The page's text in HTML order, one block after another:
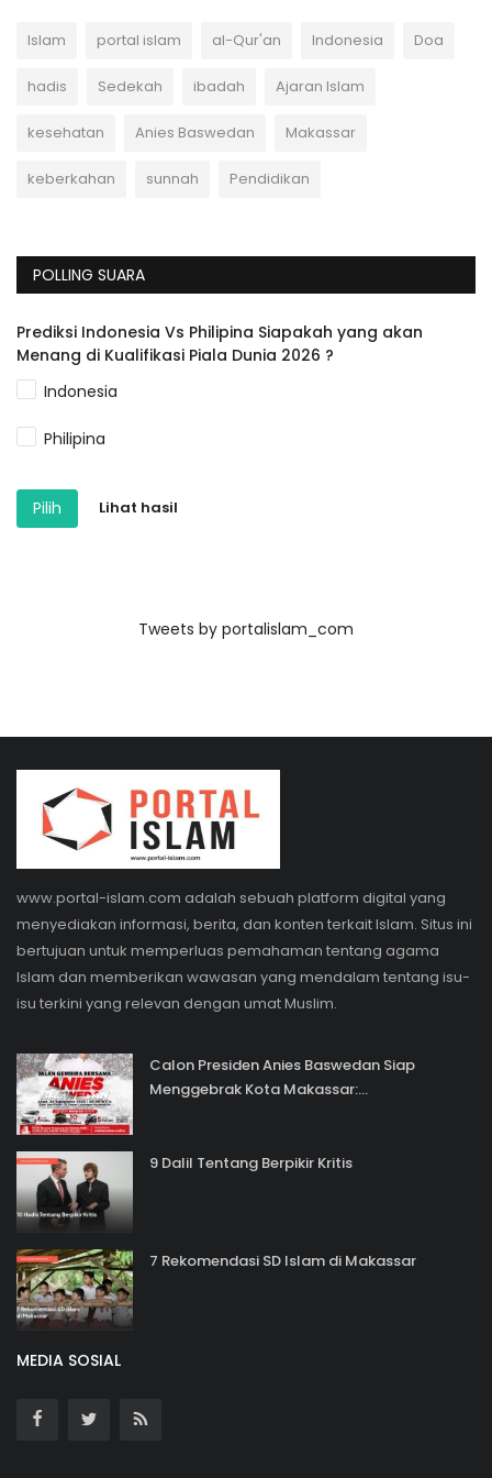
Islam portal islam al-Qur'an Indonesia Doa
hadis Sedekah ibadah Ajaran Islam
kesehatan Anies Baswedan Makassar
keberkahan sunnah Pendidikan
POLLING SUARA
Prediksi Indonesia Vs Philipina Siapakah yang akan
Menang di Kualifikasi Piala Dunia 2026 ?
Indonesia
Philipina
Pilih Lihat hasil
Tweets by portalislam_com
www.portal-islam.com adalah sebuah platform digital yang
menyediakan informasi, berita, dan konten terkait Islam. Situs ini
bertujuan untuk memperluas pemahaman tentang agama
Islam dan memberikan wawasan yang mendalam tentang isu-
isu terkini yang relevan dengan umat Muslim.
Calon Presiden Anies Baswedan Siap
Menggebrak Kota Makassar:...
9 Dalil Tentang Berpikir Kritis
7 Rekomendasi SD Islam di Makassar
MEDIA SOSIAL